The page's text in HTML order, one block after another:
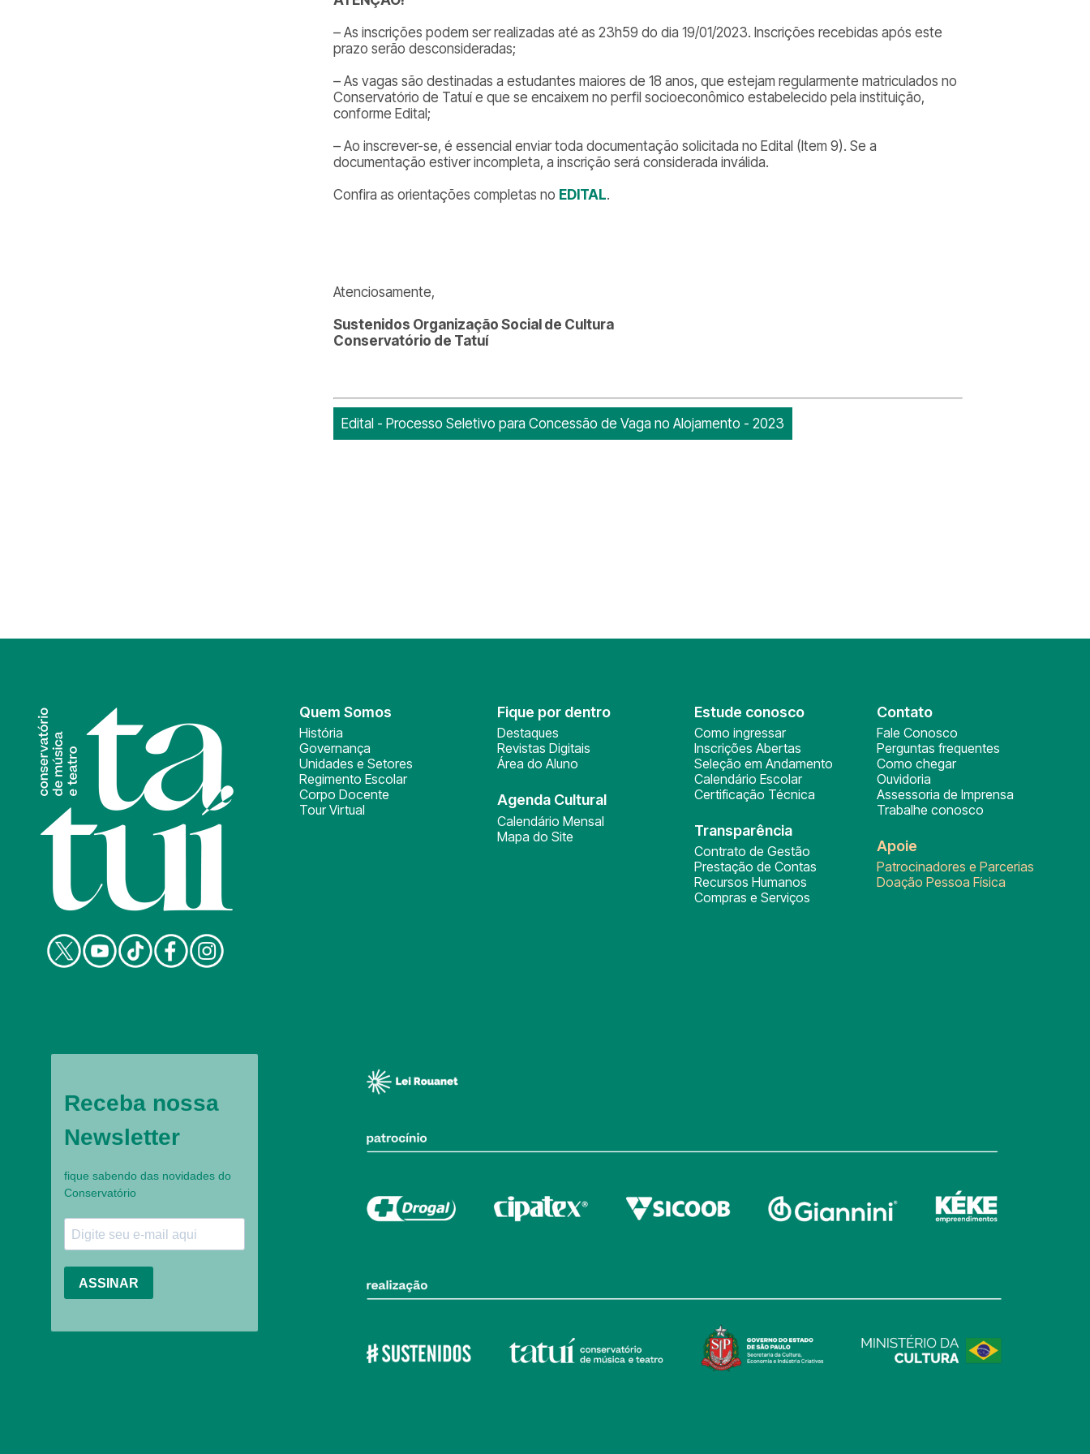
– As inscrições podem ser realizadas até as 23h59 do dia 19/01/2023. Inscrições recebidas após este
prazo serão desconsideradas;
– As vagas são destinadas a estudantes maiores de 18 anos, que estejam regularmente matriculados no
Conservatório de Tatuí e que se encaixem no perfil socioeconômico estabelecido pela instituição,
conforme Edital;
– Ao inscrever-se, é essencial enviar toda documentação solicitada no Edital (Item 9). Se a
documentação estiver incompleta, a inscrição será considerada inválida.
Confira as orientações completas no EDITAL.
Atenciosamente,
Sustenidos Organização Social de Cultura
Conservatório de Tatuí
Edital - Processo Seletivo para Concessão de Vaga no Alojamento - 2023
Quem Somos
História
Governança
Unidades e Setores
Regimento Escolar
Corpo Docente
Tour Virtual
Fique por dentro
Destaques
Revistas Digitais
Área do Aluno
Agenda Cultural
Calendário Mensal
Mapa do Site
Estude conosco
Como ingressar
Inscrições Abertas
Seleção em Andamento
Calendário Escolar
Certificação Técnica
Transparência
Contrato de Gestão
Prestação de Contas
Recursos Humanos
Compras e Serviços
Contato
Fale Conosco
Perguntas frequentes
Como chegar
Ouvidoria
Assessoria de Imprensa
Trabalhe conosco
Apoie
Patrocinadores e Parcerias
Doação Pessoa Física